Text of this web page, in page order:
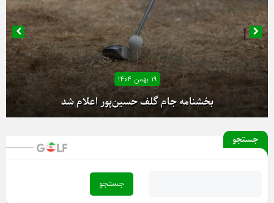
۱۹ بهمن ۱۴۰۴
آغاز دور رفت لیگ دسته یک بانوان از فردا
جستجو